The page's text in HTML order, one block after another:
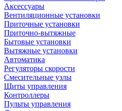
Аксессуары
Вентиляционные установки
Приточные установки
Приточно-вытяжные
Бытовые установки
Вытяжные установки
Автоматика
Регуляторы скорости
Смесительные узлы
Щиты управления
Контроллеры
Пульты управления